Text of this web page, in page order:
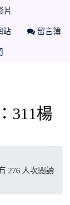
片
站 留言簿
311楊
276 人次閱讀